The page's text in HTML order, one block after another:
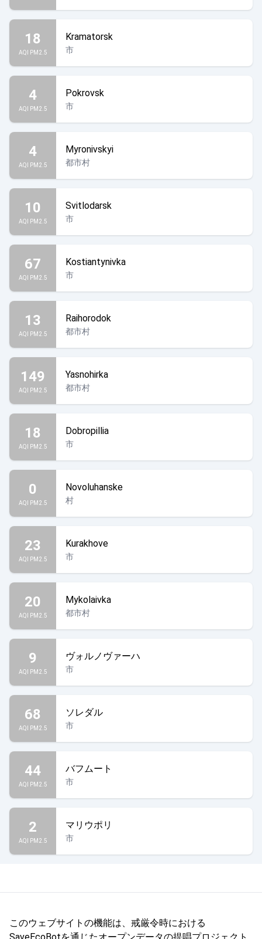
18
AQI PM2.5
Kramatorsk
市
4
AQI PM2.5
Pokrovsk
市
4
AQI PM2.5
Myronivskyi
都市村
10
AQI PM2.5
Svitlodarsk
市
67
AQI PM2.5
Kostiantynivka
市
13
AQI PM2.5
Raihorodok
都市村
149
AQI PM2.5
Yasnohirka
都市村
18
AQI PM2.5
Dobropillia
市
0
AQI PM2.5
Novoluhanske
村
23
AQI PM2.5
Kurakhove
市
20
AQI PM2.5
Mykolaivka
都市村
9
AQI PM2.5
ヴォルノヴァーハ
市
68
AQI PM2.5
ソレダル
市
44
AQI PM2.5
バフムート
市
2
AQI PM2.5
マリウポリ
市
このウェブサイトの機能は、戒厳令時における